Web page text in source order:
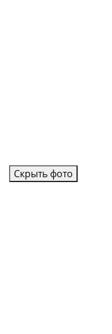
Скрыть фото